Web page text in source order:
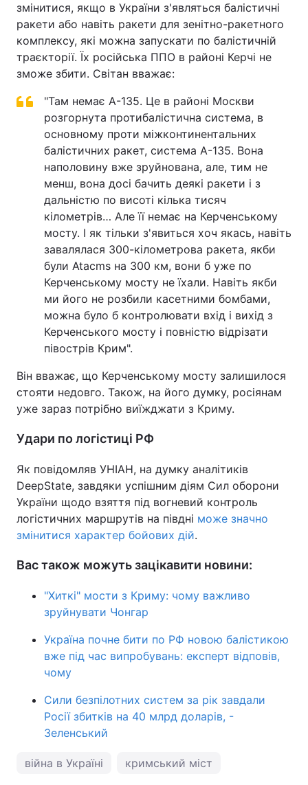
Тема оформлення
змінитися, якщо в України з'являться балістичні
ракети або навіть ракети для зенітно-ракетного
комплексу, які можна запускати по балістичній
траєкторії. Їх російська ППО в районі Керчі не
зможе збити. Світан вважає:
"Там немає А-135. Це в районі Москви
розгорнута протибалістична система, в
основному проти міжконтинентальних
балістичних ракет, система А-135. Вона
наполовину вже зруйнована, але, тим не
менш, вона досі бачить деякі ракети і з
дальністю по висоті кілька тисяч
кілометрів… Але її немає на Керченському
мосту. І як тільки з'явиться хоч якась, навіть
завалялася 300-кілометрова ракета, якби
були Atacms на 300 км, вони б уже по
Керченському мосту не їхали. Навіть якби
ми його не розбили касетними бомбами,
можна було б контролювати вхід і вихід з
Керченського мосту і повністю відрізати
півострів Крим".
Він вважає, що Керченському мосту залишилося
стояти недовго. Також, на його думку, росіянам
уже зараз потрібно виїжджати з Криму.
Удари по логістиці РФ
Як повідомляв УНІАН, на думку аналітиків
DeepState, завдяки успішним діям Сил оборони
України щодо взяття під вогневий контроль
логістичних маршрутів на півдні може значно
змінитися характер бойових дій.
Вас також можуть зацікавити новини:
"Хиткі" мости з Криму: чому важливо
зруйнувати Чонгар
Україна почне бити по РФ новою балістикою
вже під час випробувань: експерт відповів,
чому
Сили безпілотних систем за рік завдали
Росії збитків на 40 млрд доларів, -
Зеленський
війна в Україні кримський міст